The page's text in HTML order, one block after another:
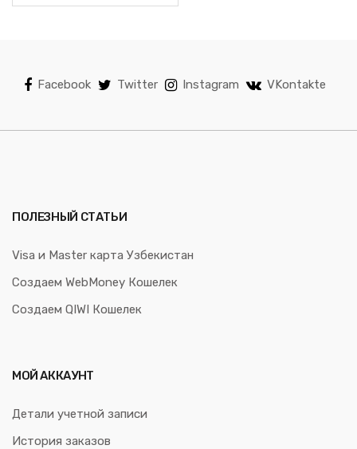
Facebook Twitter Instagram VKontakte
ПОЛЕЗНЫЙ СТАТЬИ
Visa и Master карта Узбекистан
Создаем WebMoney Кошелек
Создаем QIWI Кошелек
МОЙ АККАУНТ
Детали учетной записи
История заказов